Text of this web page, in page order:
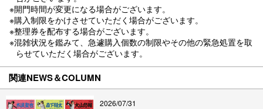
※開門時間が変更になる場合がございます。
※購入制限をかけさせていただく場合がございます。
※整理券を配布する場合がございます。
※混雑状況を鑑みて、急遽購入個数の制限やその他の緊急処置を取
らせていただく場合がございます。
関連NEWS＆COLUMN
2026/07/31